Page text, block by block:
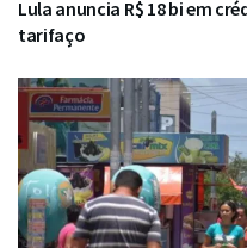
Lula anuncia R$ 18 bi em
tarifaço